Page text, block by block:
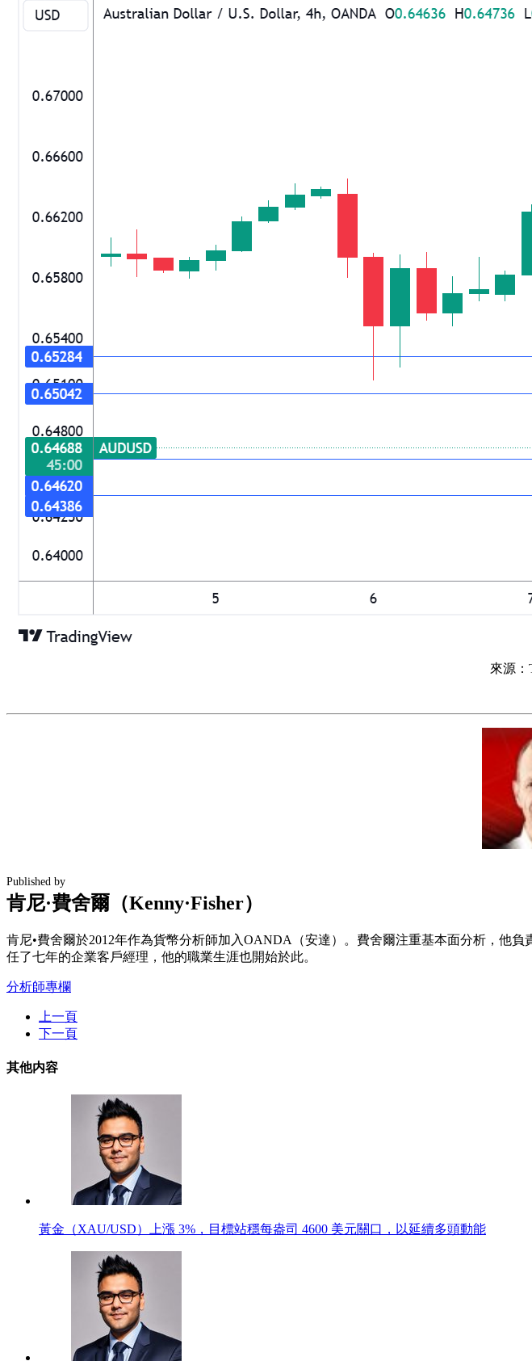
來源：
Published by
肯尼·費舍爾（Kenny·Fisher）
肯尼•費舍爾於2012年作為貨幣分析師加入OANDA（安達）。費舍爾注重基本面分析，他
任了七年的企業客戶經理，他的職業生涯也開始於此。
分析師專欄
上一頁
下一頁
其他内容
黃金（XAU/USD）上漲 3%，目標站穩每盎司 4600 美元關口，以延續多頭動能